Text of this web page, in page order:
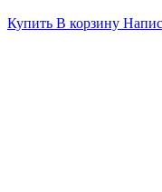
Купить В корзину